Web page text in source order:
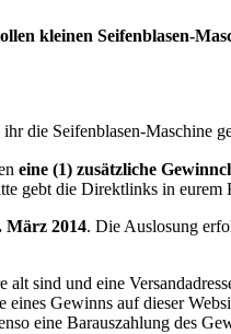
kleinen Seifenblasen-
die Seifenblasen-Maschine
eine (1) zusätzliche
gebt die Direktlinks in
März 2014. Die Auslosung
sind und eine
Gewinns auf dieser
eine Barauszahlung des